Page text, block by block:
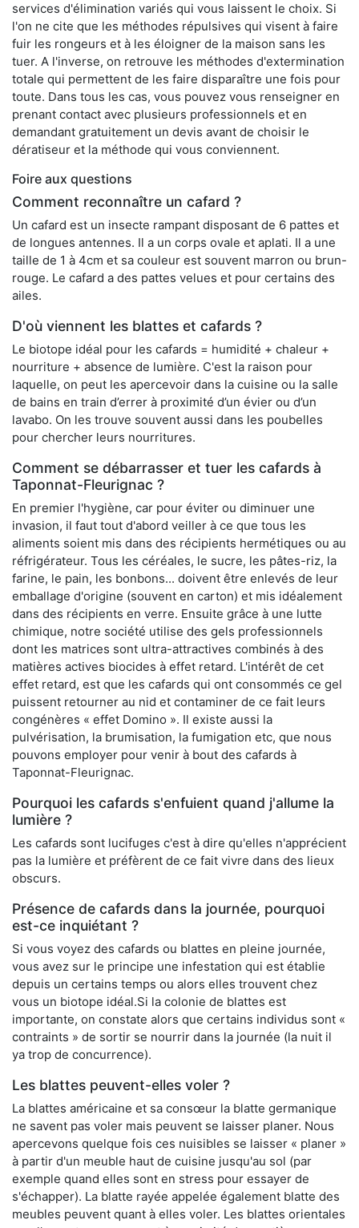
services d'élimination variés qui vous laissent le choix. Si
l'on ne cite que les méthodes répulsives qui visent à faire
fuir les rongeurs et à les éloigner de la maison sans les
tuer. A l'inverse, on retrouve les méthodes d'extermination
totale qui permettent de les faire disparaître une fois pour
toute. Dans tous les cas, vous pouvez vous renseigner en
prenant contact avec plusieurs professionnels et en
demandant gratuitement un devis avant de choisir le
dératiseur et la méthode qui vous conviennent.
Foire aux questions
Comment reconnaître un cafard ?
Un cafard est un insecte rampant disposant de 6 pattes et
de longues antennes. Il a un corps ovale et aplati. Il a une
taille de 1 à 4cm et sa couleur est souvent marron ou brun-
rouge. Le cafard a des pattes velues et pour certains des
ailes.
D'où viennent les blattes et cafards ?
Le biotope idéal pour les cafards = humidité + chaleur +
nourriture + absence de lumière. C'est la raison pour
laquelle, on peut les apercevoir dans la cuisine ou la salle
de bains en train d’errer à proximité d’un évier ou d’un
lavabo. On les trouve souvent aussi dans les poubelles
pour chercher leurs nourritures.
Comment se débarrasser et tuer les cafards à
Taponnat-Fleurignac ?
En premier l'hygiène, car pour éviter ou diminuer une
invasion, il faut tout d'abord veiller à ce que tous les
aliments soient mis dans des récipients hermétiques ou au
réfrigérateur. Tous les céréales, le sucre, les pâtes-riz, la
farine, le pain, les bonbons... doivent être enlevés de leur
emballage d'origine (souvent en carton) et mis idéalement
dans des récipients en verre. Ensuite grâce à une lutte
chimique, notre société utilise des gels professionnels
dont les matrices sont ultra-attractives combinés à des
matières actives biocides à effet retard. L'intérêt de cet
effet retard, est que les cafards qui ont consommés ce gel
puissent retourner au nid et contaminer de ce fait leurs
congénères « effet Domino ». Il existe aussi la
pulvérisation, la brumisation, la fumigation etc, que nous
pouvons employer pour venir à bout des cafards à
Taponnat-Fleurignac.
Pourquoi les cafards s'enfuient quand j'allume la
lumière ?
Les cafards sont lucifuges c'est à dire qu'elles n'apprécient
pas la lumière et préfèrent de ce fait vivre dans des lieux
obscurs.
Présence de cafards dans la journée, pourquoi
est-ce inquiétant ?
Si vous voyez des cafards ou blattes en pleine journée,
vous avez sur le principe une infestation qui est établie
depuis un certains temps ou alors elles trouvent chez
vous un biotope idéal.Si la colonie de blattes est
importante, on constate alors que certains individus sont «
contraints » de sortir se nourrir dans la journée (la nuit il
ya trop de concurrence).
Les blattes peuvent-elles voler ?
La blattes américaine et sa consœur la blatte germanique
ne savent pas voler mais peuvent se laisser planer. Nous
apercevons quelque fois ces nuisibles se laisser « planer »
à partir d'un meuble haut de cuisine jusqu'au sol (par
exemple quand elles sont en stress pour essayer de
s'échapper). La blatte rayée appelée également blatte des
meubles peuvent quant à elles voler. Les blattes orientales